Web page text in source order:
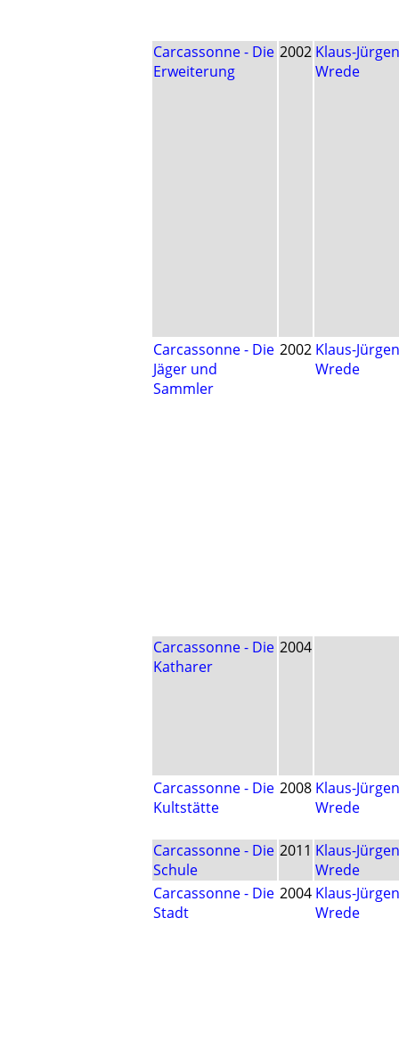
Carcassonne - Die
Erweiterung
2002 Klaus-Jürgen
Wrede
Carcassonne - Die
Jäger und
Sammler
2002 Klaus-Jürgen
Wrede
Carcassonne - Die
Katharer
2004
Carcassonne - Die
Kultstätte
2008 Klaus-Jürgen
Wrede
Carcassonne - Die
Schule
2011 Klaus-Jürgen
Wrede
Carcassonne - Die
Stadt
2004 Klaus-Jürgen
Wrede